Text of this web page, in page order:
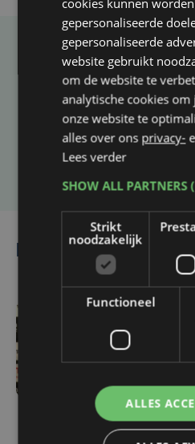
Taalfout
Heb je een taal- of
Laat het ons
Lees ook
gepersonaliseerde
gepersonaliseerde
website gebruikt
om de website te
analytische cookies
onze website te
alles over ons privacy-
Lees verder
SHOW ALL PARTNERS
Strikt
noodzakelijk
Functioneel
ALLES